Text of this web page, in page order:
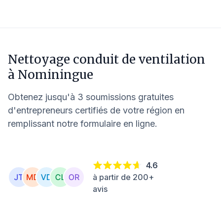
Nettoyage conduit de ventilation
à Nominingue
Obtenez jusqu'à 3 soumissions gratuites
d'entrepreneurs certifiés de votre région en
remplissant notre formulaire en ligne.
4.6
à partir de 200+
avis